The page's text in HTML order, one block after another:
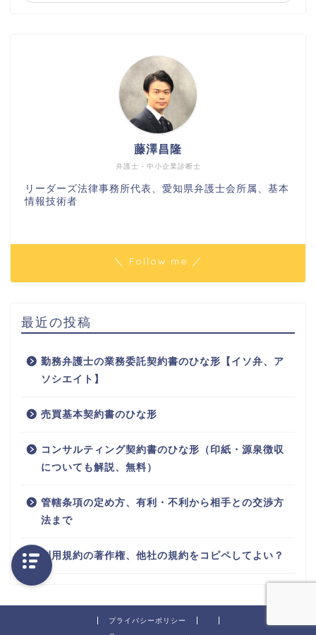
弁護士・中小企業診断士
藤澤昌隆
リーダーズ法律事務所代表、愛知県弁護士会所属、基本
情報技術者
＼ Follow me ／
最近の投稿
勤務弁護士の業務委託契約書のひな形【イソ弁、ア
ソシエイト】
売買基本契約書のひな形
コンサルティング契約書のひな形（印紙・源泉徴収
についても解説、無料）
管轄条項の定め方、有利・不利から相手との交渉方
法まで
利用規約の著作権、他社の規約をコピペしてよい？
プライバシーポリシー